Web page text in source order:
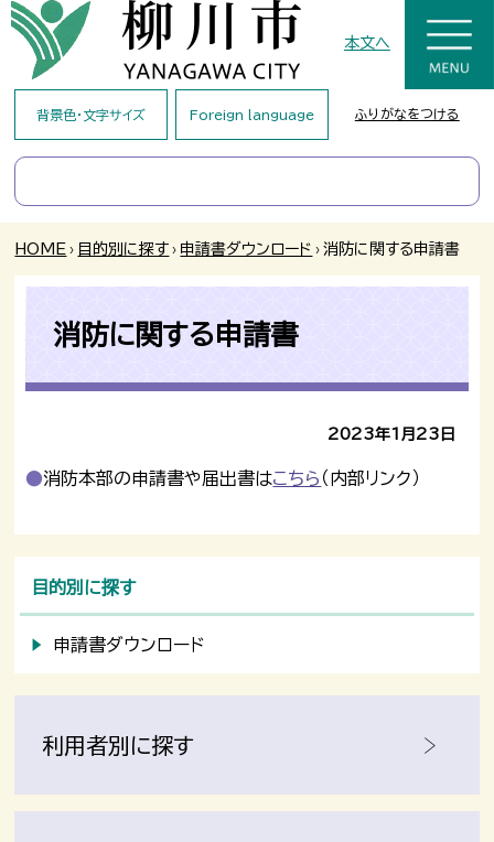
本文へ
背景色・文字サイズ Foreign language ふりがなをつける
HOME › 目的別に探す › 申請書ダウンロード › 消防に関する申請書
消防に関する申請書
2023年1月23日
消防本部の申請書や届出書はこちら （内部リンク）
目的別に探す
申請書ダウンロード
利用者別に探す